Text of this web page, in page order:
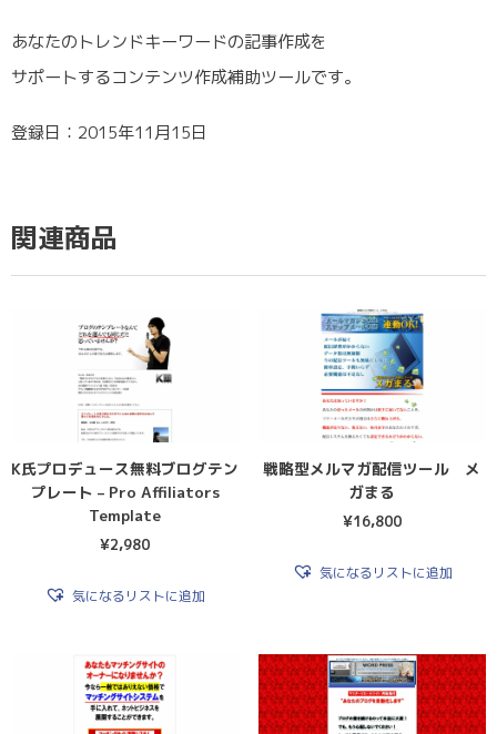
あなたのトレンドキーワードの記事作成を
サポートするコンテンツ作成補助ツールです。
登録日：2015年11月15日
関連商品
K氏プロデュース無料ブログテン
プレート – Pro Affiliators
Template
¥2,980
気になるリストに追加
戦略型メルマガ配信ツール メ
ガまる
¥16,800
気になるリストに追加